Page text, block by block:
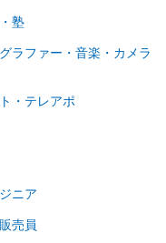
塾
ラファー・音楽・カメラ
・テレアポ
ニア
売員